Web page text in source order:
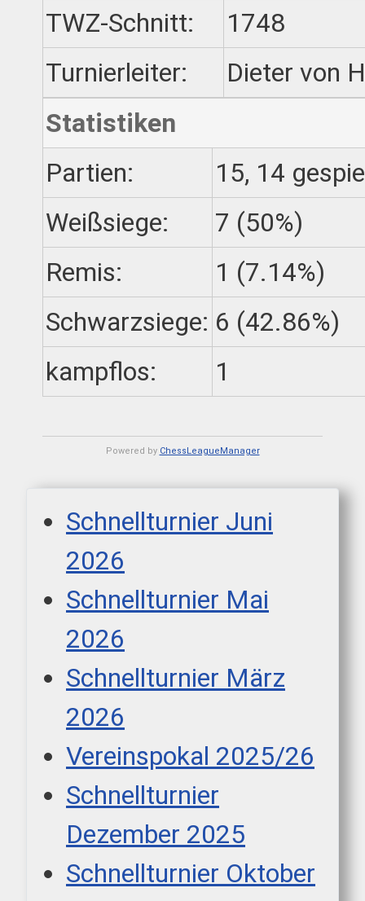
Schnellturnier Juni
2026
Schnellturnier Mai
2026
Schnellturnier März
2026
Vereinspokal 2025/26
Schnellturnier
Dezember 2025
Schnellturnier Oktober
TWZ-Schnitt:
1748
Turnierleiter:
Dieter von
Statistiken
Partien:
15, 14
Weißsiege:
7 (50%)
Remis:
1 (7.14%)
Schwarzsiege: 6 (42.86%)
kampflos:
1
Powered by ChessLeagueManager